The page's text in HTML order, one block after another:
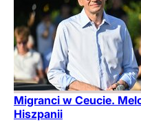
Migranci w Ceucie.
Hiszpanii